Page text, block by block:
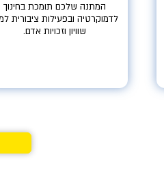
המתנה שלכם תומכת בחינוך
לדמוקרטיה ובפעילות ציבורית
שוויון וזכויות אדם.